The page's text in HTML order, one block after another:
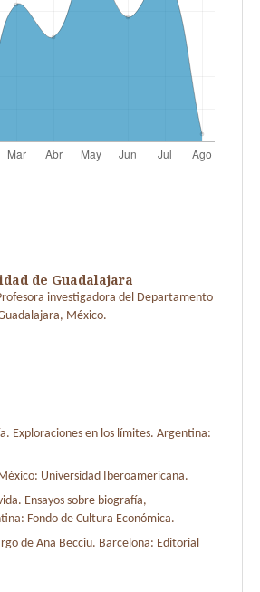
de Guadalajara
investigadora del Departamento
México.
Exploraciones en los límites. Argentina:
Universidad Iberoamericana.
Ensayos sobre biografía,
Fondo de Cultura Económica.
de Ana Becciu. Barcelona: Editorial